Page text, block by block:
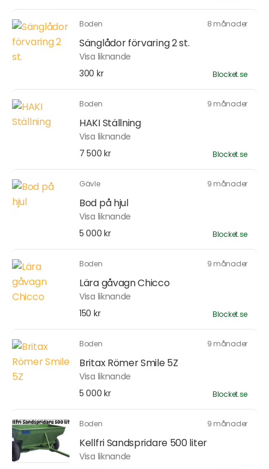
Boden 8 månader
Sänglådor förvaring 2 st.
Visa liknande
300 kr
Blocket.se
Boden 9 månader
HAKI Ställning
Visa liknande
7 500 kr
Blocket.se
Gävle 9 månader
Bod på hjul
Visa liknande
5 000 kr
Blocket.se
Boden 9 månader
Lära gåvagn Chicco
Visa liknande
150 kr
Blocket.se
Boden 9 månader
Britax Römer Smile 5Z
Visa liknande
5 000 kr
Blocket.se
Boden 9 månader
Kellfri Sandspridare 500 liter
Visa liknande